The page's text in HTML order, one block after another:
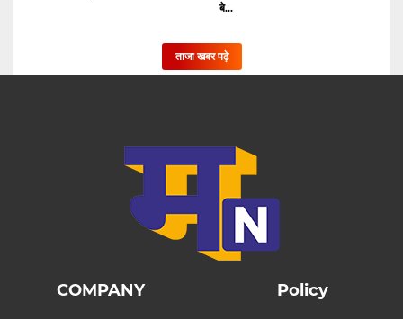
बे...
ताजा खबर पढ़े
COMPANY Policy